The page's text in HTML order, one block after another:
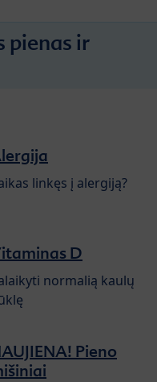
pienas ir
linkęs į alergiją?
D
normalią kaulų
Pieno